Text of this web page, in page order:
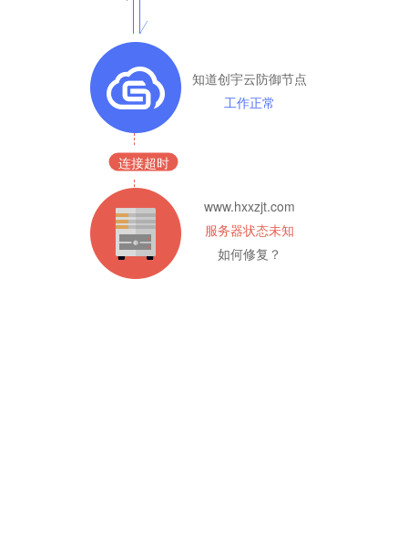
知道创宇云防御节点
工作正常
连接超时
www.hxxzjt.com
服务器状态未知
如何修复？